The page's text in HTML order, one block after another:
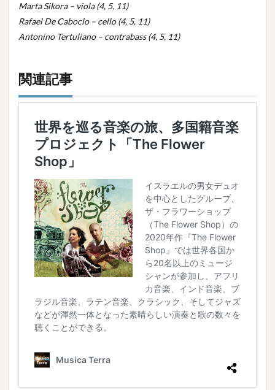
Marta Sikora – viola(4, 5, 11)
Rafael De Caboclo – cello(4, 5, 11)
Antonino Tertuliano – contrabass (4, 5, 11)
関連記事